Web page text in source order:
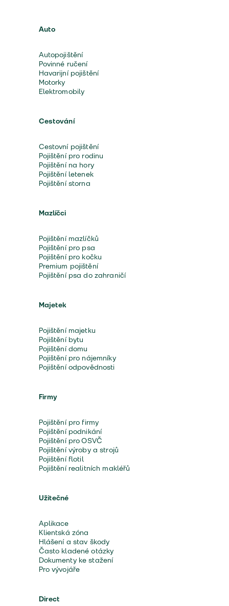
Auto
Autopojištění
Povinné ručení
Havarijní pojištění
Motorky
Elektromobily
Cestování
Cestovní pojištění
Pojištění pro rodinu
Pojištění na hory
Pojištění letenek
Pojištění storna
Mazlíčci
Pojištění mazlíčků
Pojištění pro psa
Pojištění pro kočku
Premium pojištění
Pojištění psa do zahraničí
Majetek
Pojištění majetku
Pojištění bytu
Pojištění domu
Pojištění pro nájemníky
Pojištění odpovědnosti
Firmy
Pojištění pro firmy
Pojištění podnikání
Pojištění pro OSVČ
Pojištění výroby a strojů
Pojištění flotil
Pojištění realitních makléřů
Užitečné
Aplikace
Klientská zóna
Hlášení a stav škody
Často kladené otázky
Dokumenty ke stažení
Pro vývojáře
Direct